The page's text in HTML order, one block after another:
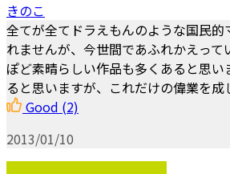
きのこ
全てが全てドラえもんのような国民
れませんが、今世間であふれかえって
ぽど素晴らしい作品も多くあると思い
ると思いますが、これだけの偉業を成
Good (2)
2013/01/10